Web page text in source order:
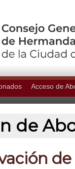
Acceso de
de